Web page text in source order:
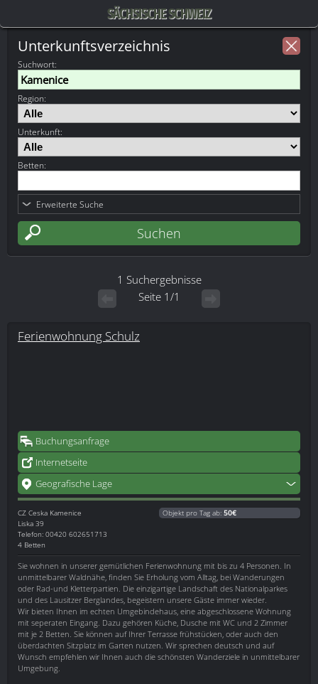
SÄCHSISCHE SCHWEIZ
Unterkunftsverzeichnis
Suchwort:
Region:
Unterkunft:
Betten:
Erweiterte Suche
1 Suchergebnisse
Seite 1/1
Ferienwohnung Schulz
Buchungsanfrage
Internetseite
Geografische Lage
CZ Ceska Kamenice
Liska 39
Telefon: 00420 602651713
4 Betten
Objekt pro Tag ab: 50€
Sie wohnen in unserer gemütlichen Ferienwohnung mit bis zu 4 Personen. In
unmittelbarer Waldnähe, finden Sie Erholung vom Alltag, bei Wanderungen
oder Rad-und Kletterpartien. Die einzigartige Landschaft des Nationalparkes
und des Lausitzer Berglandes, begeistern unsere Gäste immer wieder.
Wir bieten Ihnen im echten Umgebindehaus, eine abgeschlossene Wohnung
mit seperaten Eingang. Dazu gehören Küche, Dusche mit WC und 2 Zimmer
mit je 2 Betten. Sie können auf Ihrer Terrasse frühstücken, oder auch den
überdachten Sitzplatz im Garten nutzen. Wir sprechen deutsch und auf
Wunsch empfehlen wir Ihnen auch die schönsten Wanderziele in unmittelbarer
Umgebung.